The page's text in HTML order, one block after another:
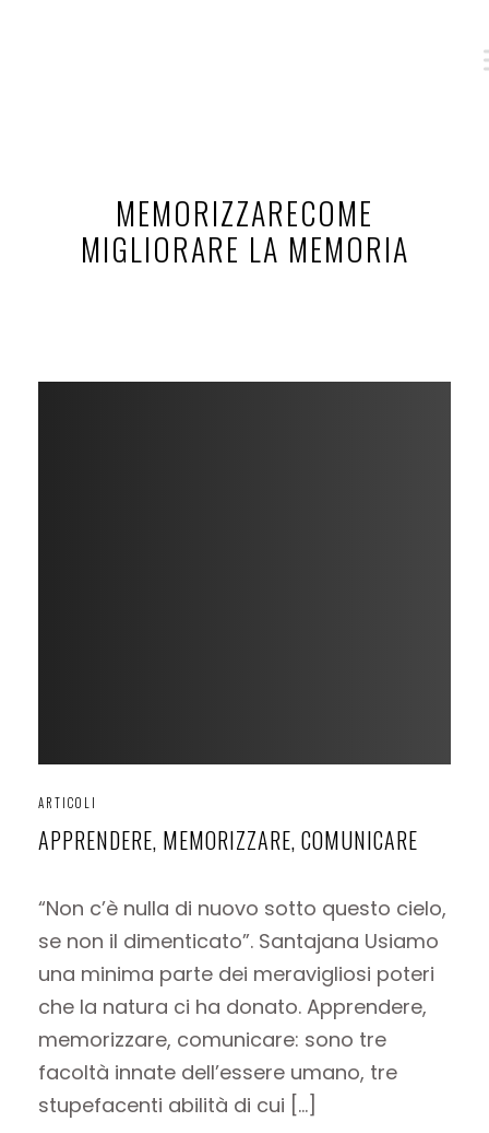
MEMORIZZARECOME
MIGLIORARE LA MEMORIA
ARTICOLI
APPRENDERE, MEMORIZZARE, COMUNICARE
“Non c’è nulla di nuovo sotto questo cielo,
se non il dimenticato”. Santajana Usiamo
una minima parte dei meravigliosi poteri
che la natura ci ha donato. Apprendere,
memorizzare, comunicare: sono tre
facoltà innate dell’essere umano, tre
stupefacenti abilità di cui […]